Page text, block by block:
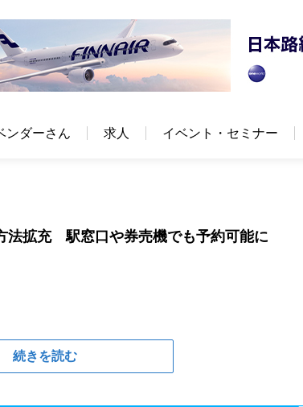
ンダーさん 求人 イベント・セミナー
法拡充 駅窓口や券売機でも予約可能に
続きを読む